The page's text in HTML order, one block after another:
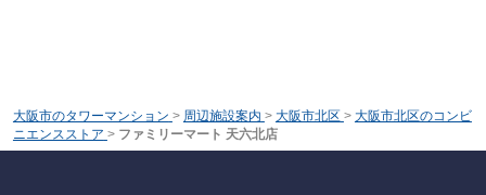
大阪市のタワーマンション > 周辺施設案内 > 大阪市北区 > 大阪市北区のコンビ
ニエンスストア > ファミリーマート 天六北店